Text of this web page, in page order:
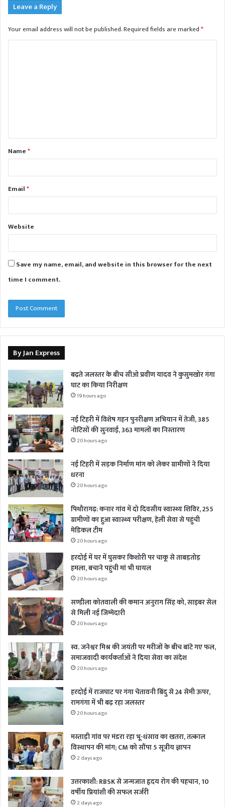
Leave a Reply
Your email address will not be published.Required fields are marked*
t
*Name*
Email*
Website
Save my name, email, and website in this browser for the next
time I comment.
By Jan Express
बढ़ते जलस्तर के बीच सीओ प्रवीण यादव ने कुसुमखोर गंगा
घाट का किया निरीक्षण
19 hours ago
नई टिहरी में विशेष गहन पुनरीक्षण अभियान में तेजी, 385
नोटिसों की सुनवाई, 363 मामलों का निस्तारण
20 hours ago
नई टिहरी में सड़क निर्माण मांग को लेकर ग्रामीणों ने दिया
धरना
20 hours ago
पिथौरागढ़: कनार गांव में दो दिवसीय स्वास्थ्य शिविर, 255
ग्रामीणों का हुआ स्वास्थ्य परीक्षण, हेली सेवा से पहुंची
मेडिकल टीम
20 hours ago
हरदोई में घर में घुसकर किशोरी पर चाकू से ताबड़तोड़
हमला, बचाने पहुंची मां भी घायल
20 hours ago
सण्डीला कोतवाली की कमान अनुराग सिंह को, साइबर सेल
से मिली नई जिम्मेदारी
20 hours ago
स्व. जनेश्वर मिश्र की जयंती पर मरीजों के बीच बांटे गए फल,
समाजवादी कार्यकर्ताओं ने दिया सेवा का संदेश
20 hours ago
हरदोई में राजघाट पर गंगा चेतावनी बिंदु से 24 सेमी ऊपर,
रामगंगा में भी बढ़ रहा जलस्तर
20 hours ago
मस्ताड़ी गांव पर मंडरा रहा भू-धंसाव का खतरा, तत्काल
विस्थापन की मांग; CM को सौंपा 5 सूत्रीय ज्ञापन
2 days ago
उत्तरकाशी: RBSK से जन्मजात हृदय रोग की पहचान, 10
वर्षीय प्रियांशी की सफल सर्जरी
2 days ago